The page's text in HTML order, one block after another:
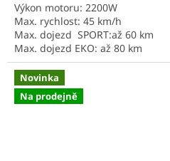
Výkon motoru: 2200W
Max. rychlost: 45 km/h
Max. dojezd SPORT:až 60 km
Max. dojezd EKO: až 80 km
Novinka
Na prodejně